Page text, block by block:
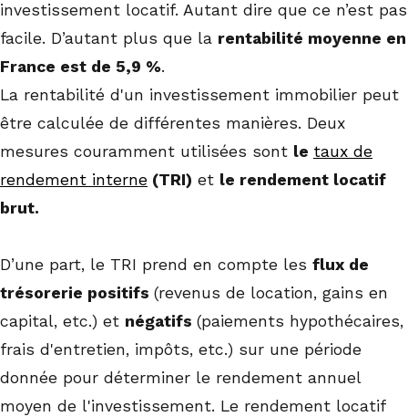
investissement locatif. Autant dire que ce n’est pas
facile. D’autant plus que la rentabilité moyenne en
France est de 5,9 %.
La rentabilité d'un investissement immobilier peut
être calculée de différentes manières. Deux
mesures couramment utilisées sont le taux de
rendement interne (TRI) et le rendement locatif
brut.
D’une part, le TRI prend en compte les flux de
trésorerie positifs (revenus de location, gains en
capital, etc.) et négatifs (paiements hypothécaires,
frais d'entretien, impôts, etc.) sur une période
donnée pour déterminer le rendement annuel
moyen de l'investissement. Le rendement locatif